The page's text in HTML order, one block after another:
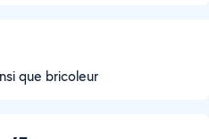
que bricoleur